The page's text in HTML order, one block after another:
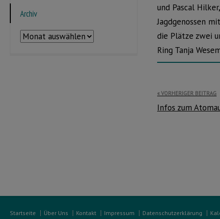
und Pascal
Jagdgenossen
die Plätze zwei
Ring Tanja
VORHERIGER BEITRAG
Infos zum
Archiv
Archiv
Startseite Über Uns Kontakt Impressum Datenschutzerklärung